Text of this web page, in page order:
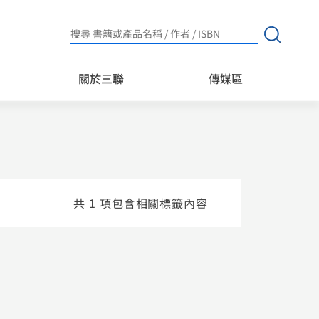
Search
for:
關於三聯 傳媒區
共 1 項包含相關標籤內容